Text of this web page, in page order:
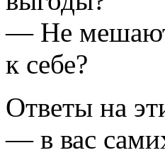
— Не мешают
к себе?
Ответы на
— в вас